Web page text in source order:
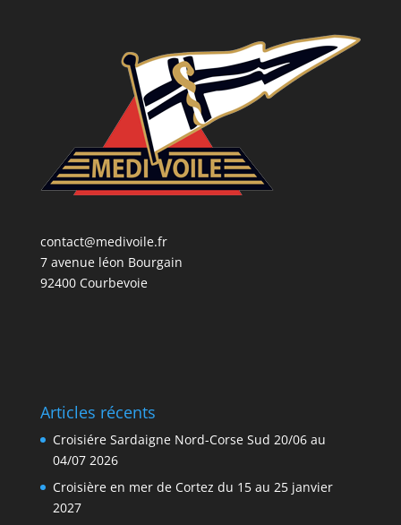
contact@medivoile.fr
7 avenue léon Bourgain
92400 Courbevoie
Articles récents
Croisiére Sardaigne Nord-Corse Sud 20/06 au
04/07 2026
Croisière en mer de Cortez du 15 au 25 janvier
2027